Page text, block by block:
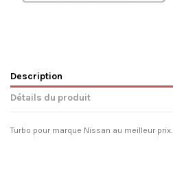
Description
Détails du produit
Turbo pour marque Nissan au meilleur prix.